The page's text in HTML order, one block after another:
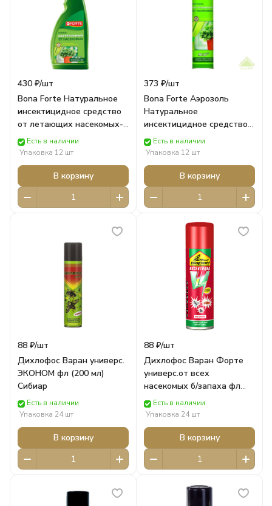
430 ₽/шт
Bona Forte Натуральное
инсектицидное средство
от летающих насекомых-
вредителей, фл 500 мл/ 12
Bona Forte
Есть в наличии
Упаковка 12 шт
В корзину
373 ₽/шт
Bona Forte Аэрозоль
Натуральное
инсектицидное средство
от летающих насекомых-
вредителей, баллон 300
Bona Forte
Есть в наличии
Упаковка 12 шт
В корзину
88 ₽/шт
Дихлофос Варан универс.
ЭКОНОМ фл (200 мл)
Сибиар
Есть в наличии
Упаковка 24 шт
В корзину
88 ₽/шт
Дихлофос Варан Форте
универс.от всех
насекомых б/запаха фл
(145 мл) Сибиар
Есть в наличии
Упаковка 24 шт
В корзину